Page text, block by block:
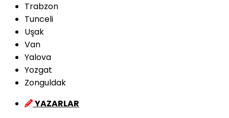
Trabzon
Tunceli
Uşak
Van
Yalova
Yozgat
Zonguldak
YAZARLAR